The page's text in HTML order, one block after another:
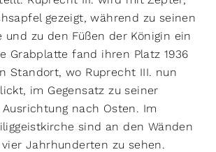
gezeigt, während zu seinen
und zu den Füßen der Königin ein
Grabplatte fand ihren Platz 1936
Standort, wo Ruprecht III. nun
im Gegensatz zu seiner
nach Osten. Im
sind an den Wänden
Jahrhunderten zu sehen.